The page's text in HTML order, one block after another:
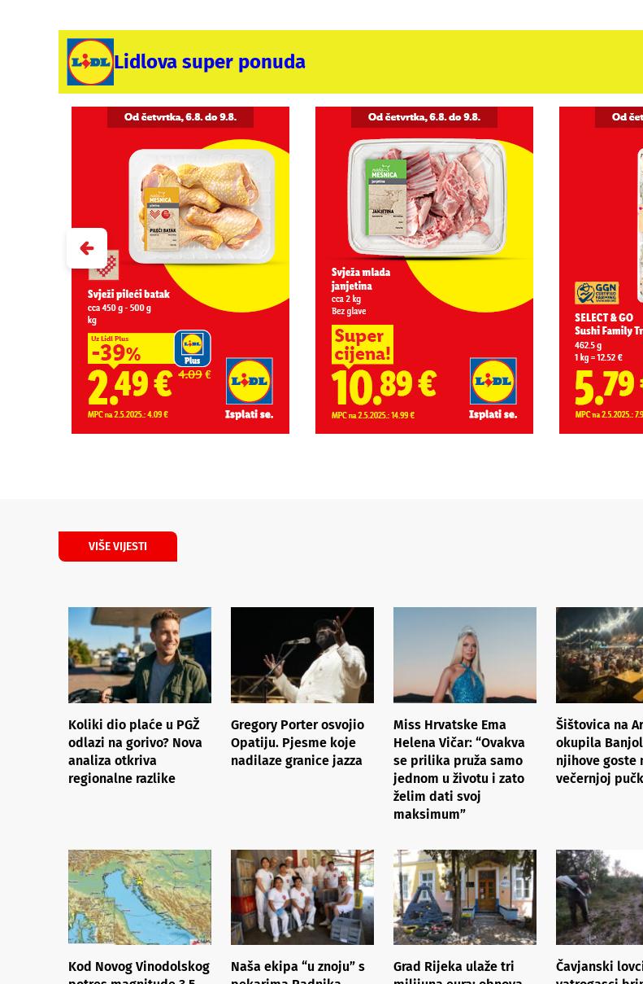
Lidlova super ponuda
VIŠE VIJESTI
Koliki dio plaće u PGŽ
odlazi na gorivo? Nova
analiza otkriva
regionalne razlike​
Gregory Porter osvojio
Opatiju. Pjesme koje
nadilaze granice jazza
Miss Hrvatske Ema
Helena Vičar: “Ovakva
se prilika pruža samo
jednom u životu i zato
želim dati svoj
maksimum”
Šištovica na
okupila
njihove goste
večernjoj
Kod Novog Vinodolskog
Naša ekipa “u znoju” s
Grad Rijeka ulaže tri
Čavjanski